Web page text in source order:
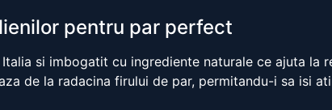
pentru par perfect
si imbogatit cu ingrediente naturale ce ajuta la
de la radacina firului de par, permitandu-i sa isi